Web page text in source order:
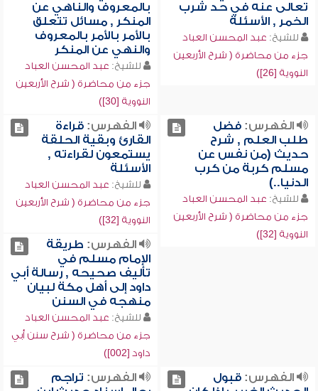
تعالى عنه في حد شرب
الخمر , الأسئلة
للشيخ: عبد المحسن العباد
جزء من محاضرة ( شرح الأربعين
النووية [26])
بالمعروف والناهي عن
المنكر , مسائل تتعلق
بالأمر بالأمر بالمعروف
والنهي عن المنكر
للشيخ: عبد المحسن العباد
جزء من محاضرة ( شرح الأربعين
النووية [30])
الفهرس:فضل
طلب العلم , شرح
حديث (من نفس عن
مسلم كربة من كرب
الدنيا..)
للشيخ: عبد المحسن العباد
جزء من محاضرة ( شرح الأربعين
النووية [32])
الفهرس:قراءة
القارئ وبقية الحلقة
يستمعون لقراءته ,
الأسئلة
للشيخ: عبد المحسن العباد
جزء من محاضرة ( شرح الأربعين
النووية [32])
الفهرس: طريقة
الإمام مسلم في
تأليف صحيحه , رسالة أبي
داود إلى أهل مكة لبيان
منهجه في السنن
للشيخ: عبد المحسن العباد
جزء من محاضرة ( شرح سنن أبي
داود [002])
الفهرس:قبول
الفهرس: تراجم